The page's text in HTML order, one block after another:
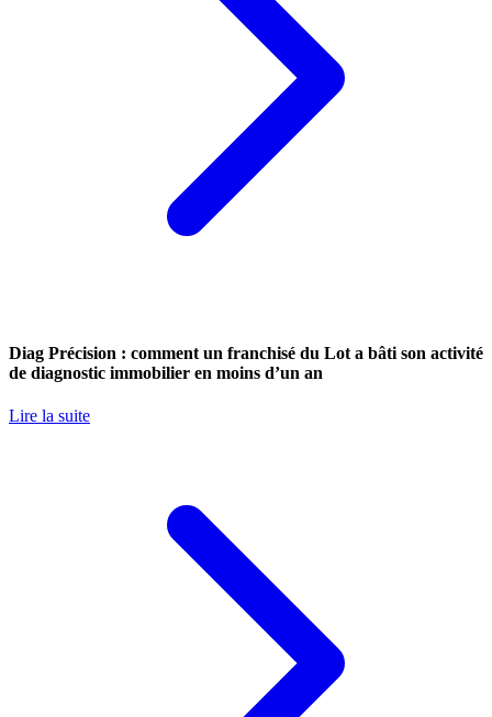
Diag Précision : comment un franchisé du Lot a bâti son activité
de diagnostic immobilier en moins d’un an
Lire la suite